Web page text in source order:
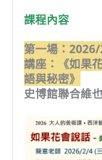
課程內容
第一場：
講座：《如果
語與秘密》
史博館聯合維